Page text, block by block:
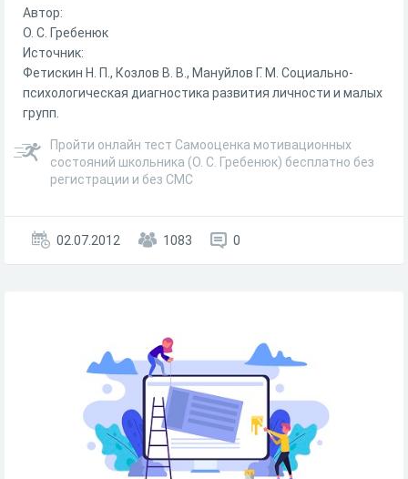
Автор:
О. С. Гребенюк
Источник:
Фетискин Н. П., Козлов В. В., Мануйлов Г. М. Социально-
психологическая диагностика развития личности и малых
групп.
Пройти онлайн тест Самооценка мотивационных
состояний школьника (О. С. Гребенюк) бесплатно без
регистрации и без СМС
02.07.2012 1083 0